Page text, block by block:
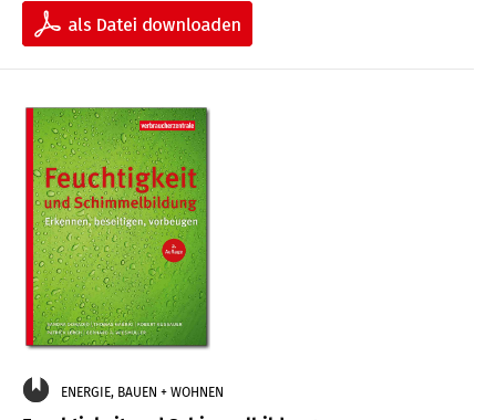
ENERGIE, BAUEN + WOHNEN